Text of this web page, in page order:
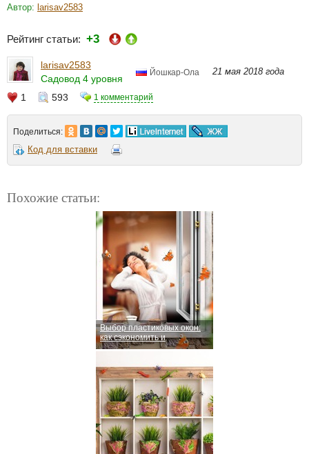
Автор: larisav2583
Рейтинг статьи: +3
larisav2583
Садовод 4 уровня
Йошкар-Ола 21 мая 2018 года
1 593 1 комментарий
Поделиться:
Код для вставки
Похожие статьи:
Выбор пластиковых окон:
как сэкономить и